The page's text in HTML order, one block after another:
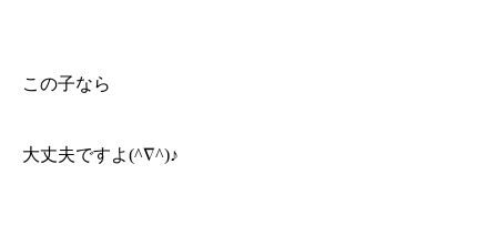
この子なら
大丈夫ですよ(^∇^)♪